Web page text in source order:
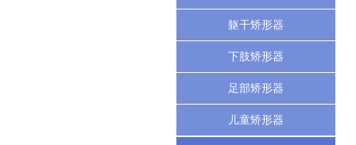
躯干矫形器
下肢矫形器
足部矫形器
儿童矫形器